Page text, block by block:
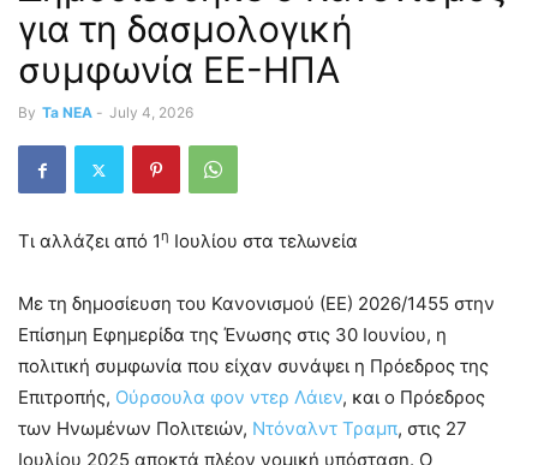
για τη δασμολογική
συμφωνία ΕΕ-ΗΠΑ
By Ta NEA - July 4, 2026
Τι αλλάζει από 1η Ιουλίου στα τελωνεία
Με τη δημοσίευση του Κανονισμού (ΕΕ) 2026/1455 στην
Επίσημη Εφημερίδα της Ένωσης στις 30 Ιουνίου, η
πολιτική συμφωνία που είχαν συνάψει η Πρόεδρος της
Επιτροπής, Ούρσουλα φον ντερ Λάιεν, και ο Πρόεδρος
των Ηνωμένων Πολιτειών, Ντόναλντ Τραμπ, στις 27
Ιουλίου 2025 αποκτά πλέον νομική υπόσταση. Ο